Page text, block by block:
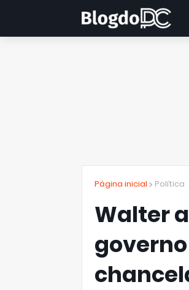
Página inicial Política
Walter